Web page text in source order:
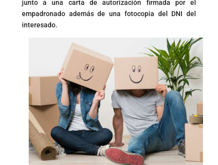
junto a una carta de autorización firmada por el
empadronado además de una fotocopia del DNI del
interesado.